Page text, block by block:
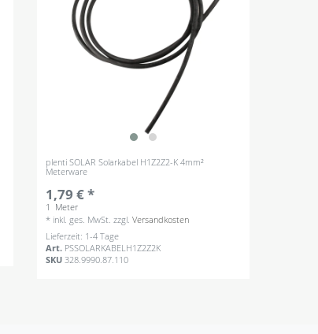
plenti SOLAR Solarkabel H1Z2Z2-K 4mm²
Meterware
1,79 € *
1 Meter
* inkl. ges. MwSt. zzgl.Versandkosten
Lieferzeit: 1-4 Tage
Art. PSSOLARKABELH1Z2Z2K
SKU328.9990.87.110